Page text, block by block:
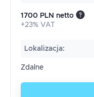
1700 PLN netto
+23% VAT
Lokalizacja:
Zdalne